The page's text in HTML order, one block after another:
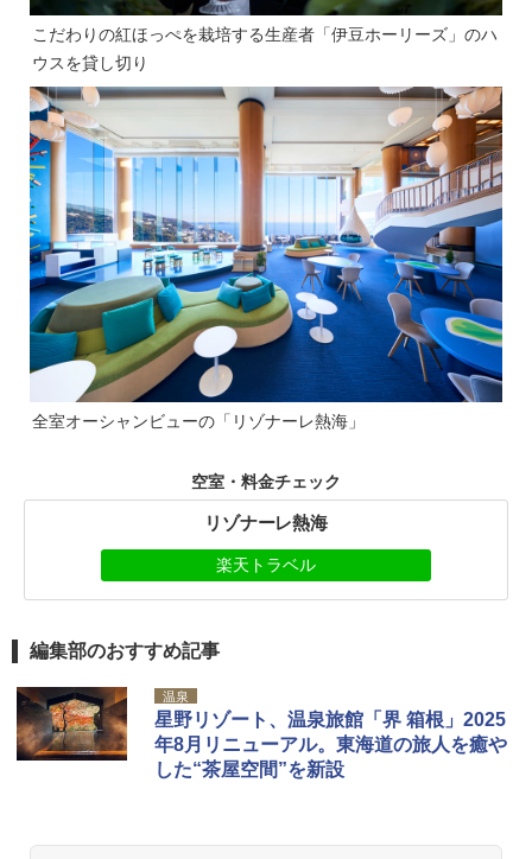
こだわりの紅ほっぺを栽培する生産者「伊豆ホーリーズ」のハ
ウスを貸し切り
全室オーシャンビューの「リゾナーレ熱海」
空室・料金チェック
リゾナーレ熱海
楽天トラベル
編集部のおすすめ記事
温泉
星野リゾート、温泉旅館「界 箱根」2025
年8月リニューアル。東海道の旅人を癒や
した“茶屋空間”を新設